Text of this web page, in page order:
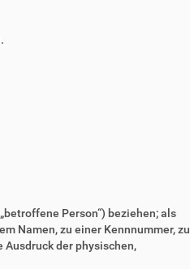
Person“) beziehen; als
Namen, zu einer Kennnummer, zu
der physischen,